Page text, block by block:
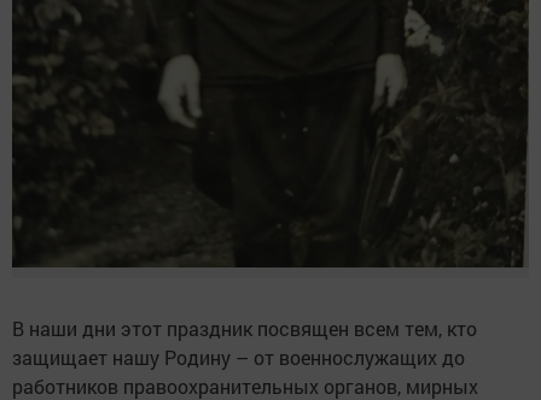
В наши дни этот праздник посвящен всем тем, кто
защищает нашу Родину – от военнослужащих до
работников правоохранительных органов, мирных